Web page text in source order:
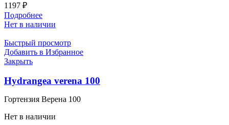
1197 ₽
Подробнее
Нет в наличии
Быстрый просмотр
Добавить в Избранное
Закрыть
Hydrangea verena 100
Гортензия Верена 100
Нет в наличии